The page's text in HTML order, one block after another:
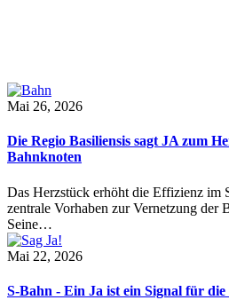
Mai 26, 2026
Die Regio Basiliensis sagt JA zum
Bahnknoten
Das Herzstück erhöht die Effizienz im
zentrale Vorhaben zur Vernetzung der
Seine…
Mai 22, 2026
S-Bahn - Ein Ja ist ein Signal für